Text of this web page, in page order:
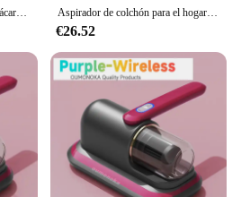
Instrumento de eliminación de ácaros aspirador de mano 12000PA para colchón sofá cama hogar filtro desmontable aspiradora de cama 17 Aspirador de colchón para el hogar, máquina de esterilización ultravioleta, pequeño eliminador de ácaros inalámbrico de mano, carga USB portátil
€26.52